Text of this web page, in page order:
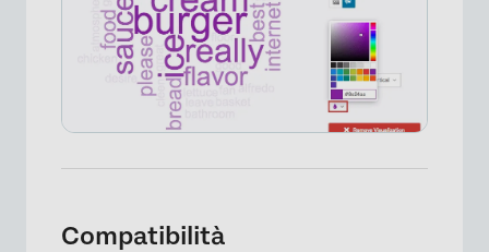
Compatibilità